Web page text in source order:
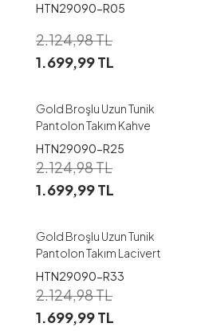
HTN29090-R05
2.124,98TL
1.699,99TL
S-M
Gold Broşlu Uzun Tunik
Pantolon Takım Kahve
HTN29090-R25
2.124,98TL
1.699,99TL
S-M
Gold Broşlu Uzun Tunik
Pantolon Takım Lacivert
HTN29090-R33
2.124,98TL
1.699,99TL